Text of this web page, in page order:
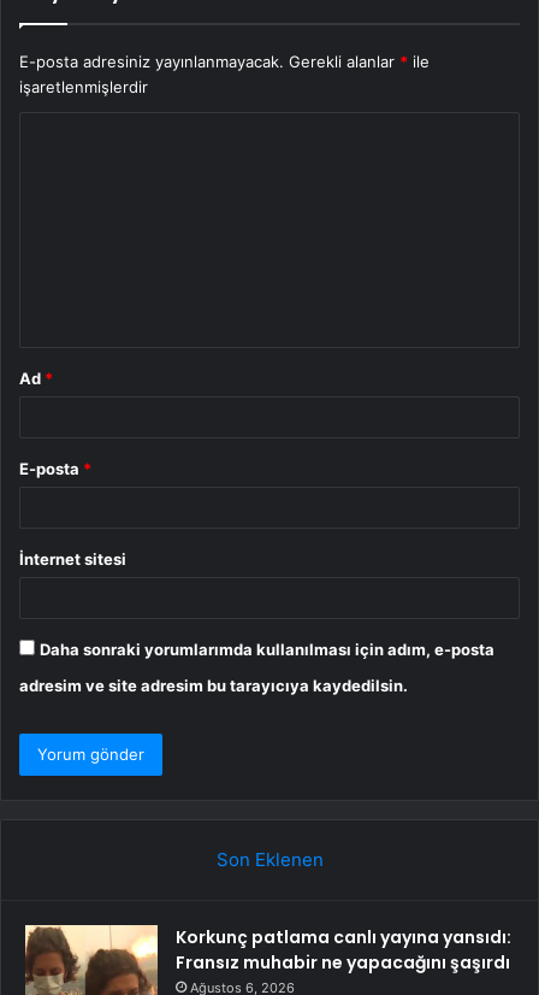
E-posta adresiniz yayınlanmayacak. Gerekli alanlar * ile
işaretlenmişlerdir
Ad *
E-posta *
İnternet sitesi
Daha sonraki yorumlarımda kullanılması için adım, e-posta
adresim ve site adresim bu tarayıcıya kaydedilsin.
Son Eklenen
Korkunç patlama canlı yayına yansıdı:
Fransız muhabir ne yapacağını şaşırdı
Ağustos 6, 2026